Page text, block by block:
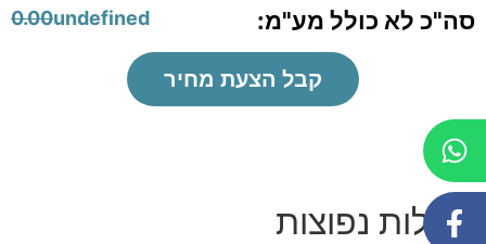
סה"כ לא כולל מע"מ: 0.00undefined
קבל הצעת מחיר
שאלות נפוצות